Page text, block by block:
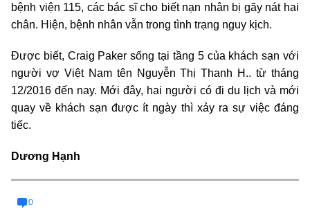
bệnh viện 115, các bác sĩ cho biết nạn nhân bị gãy nát hai
chân. Hiện, bệnh nhân vẫn trong tình trạng nguy kịch.
Được biết, Craig Paker sống tại tầng 5 của khách sạn với
người vợ Việt Nam tên Nguyễn Thị Thanh H.. từ tháng
12/2016 đến nay. Mới đây, hai người có đi du lịch và mới
quay về khách sạn được ít ngày thì xảy ra sự việc đáng
tiếc.
Dương Hạnh
0